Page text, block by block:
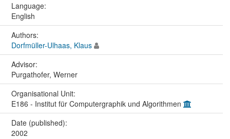
Language:
English
Authors:
Dorfmüller-Ulhaas, Klaus
Advisor:
Purgathofer, Werner
Organisational Unit:
E186 - Institut für Computergraphik und Algorithmen
Date (published):
2002